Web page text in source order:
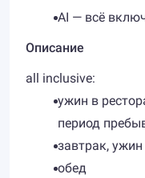
AI — всё
Описание
all inclusive:
ужин в
период
завтрак,
обед